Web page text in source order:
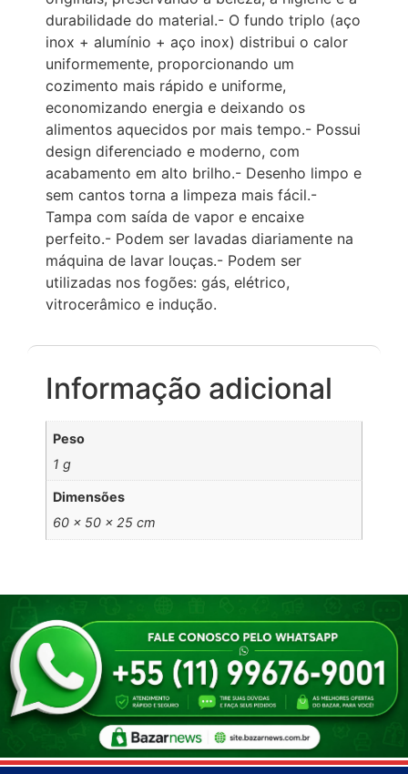
durabilidade do material.- O fundo triplo (aço
inox + alumínio + aço inox) distribui o calor
uniformemente, proporcionando um
cozimento mais rápido e uniforme,
economizando energia e deixando os
alimentos aquecidos por mais tempo.- Possui
design diferenciado e moderno, com
acabamento em alto brilho.- Desenho limpo e
sem cantos torna a limpeza mais fácil.-
Tampa com saída de vapor e encaixe
perfeito.- Podem ser lavadas diariamente na
máquina de lavar louças.- Podem ser
utilizadas nos fogões: gás, elétrico,
vitrocerâmico e indução.
Informação adicional
Peso
1 g
Dimensões
60 × 50 × 25 cm